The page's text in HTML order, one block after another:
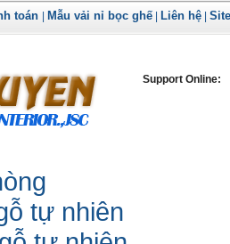
toán Mẫu vải nỉ bọc ghế| Liên hệ|
Support Online:
tự nhiên